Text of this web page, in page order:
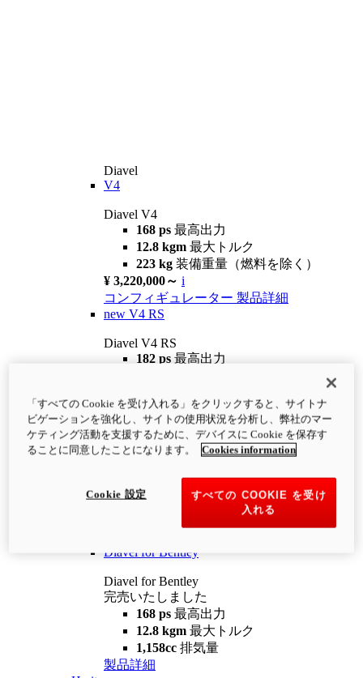
Diavel
V4
Diavel V4
168 ps 最高出力
12.8 kgm 最大トルク
223 kg 装備重量（燃料を除く）
¥ 3,220,000～ i
コンフィギュレーター 製品詳細
new V4 RS
Diavel V4 RS
182 ps 最高出力
¥4,400,000 i
コンフィギュレーター 製品詳細
newV4 RS 100
12.2 kgm
最大トルク
装備重量（燃料を除く）
Diavel for Bentley
Diavel for Bentley
完売いたしました
168 ps 最高出力
12.8 kgm 最大トルク
1,158cc 排気量
製品詳細
「すべての Cookie を受け入れる」をクリックすると、サイトナ
ビゲーションを強化し、サイトの使用状況を分析し、弊社のマー
ケティング活動を支援するために、デバイスに Cookie を保存す
ることに同意したことになります。
Cookies information
すべての COOKIE を受け
入れる
Cookie 設定